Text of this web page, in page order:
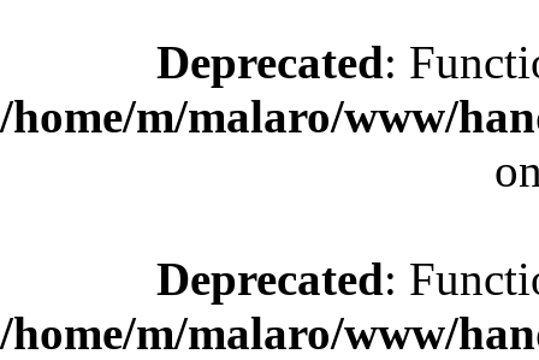
Deprecated:
/home/m/malaro/www/
Deprecated:
/home/m/malaro/www/